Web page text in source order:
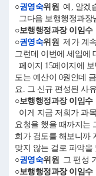
○권영숙위원 예, 알겠
그다음 보행행정과장
○보행행정과장 이임수
○권영숙위원 제가 계
그런데 이번에 세입에
페이지 15페이지에
도는 예산이 0원인데
요. 그 신규 편성된 사
○보행행정과장 이임수
이게 지금 저희가 과
요청을 했을 때까지는
희가 검토를 해보니까
맞지 않는 걸로 파악
○권영숙위원 그 편성
○보행행정과장 이임수